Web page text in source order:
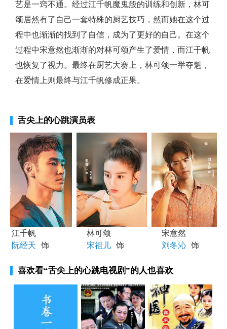
艺是一窍不通。经过江千帆魔鬼般的训练和创新，林可
颂居然有了自己一套特殊的厨艺技巧，然而她在这个过
程中也渐渐的找到了自信，成为了更好的自己。在这个
过程中宋意然也渐渐的对林可颂产生了爱情，而江千帆
也恢复了视力。最终在厨艺大赛上，林可颂一举夺魁，
在爱情上则最终与江千帆修成正果。
舌尖上的心跳演员表
江千帆
阮经天 饰
林可颂
宋祖儿 饰
宋意然
刘冬沁 饰
喜欢看“舌尖上的心跳电视剧”的人也喜欢